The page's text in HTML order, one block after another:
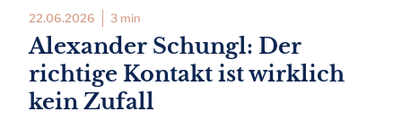
22.06.2026 3 min
Alexander Schungl: Der
richtige Kontakt ist wirklich
kein Zufall